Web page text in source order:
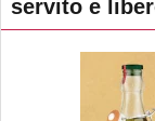
servito e